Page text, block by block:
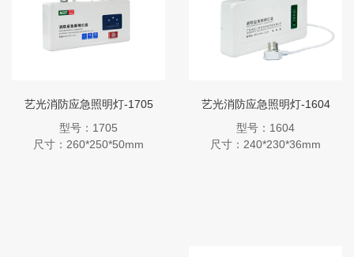
艺光消防应急照明灯-1705
型号：1705
尺寸：260*250*50mm
艺光消防应急照明灯-1604
型号：1604
尺寸：240*230*36mm